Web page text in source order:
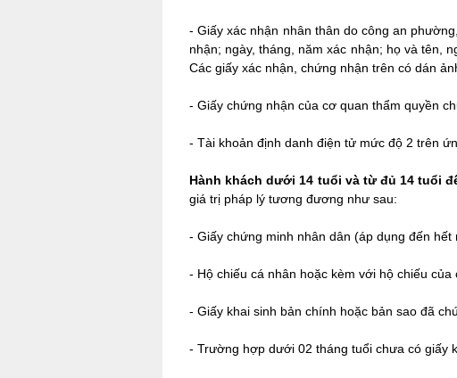
- Giấy xác nhận nhân thân do công an
nhận; ngày, tháng, năm xác nhận; họ và tên,
Các giấy xác nhận, chứng nhận trên có dán
- Giấy chứng nhận của cơ quan thẩm quyền
- Tài khoản định danh điện tử mức độ 2 trên
Hành khách dưới 14 tuổi và từ đủ 14 tuổi
giá trị pháp lý tương đương như sau:
- Giấy chứng minh nhân dân (áp dụng đến
- Hộ chiếu cá nhân hoặc kèm với hộ chiếu của
- Giấy khai sinh bản chính hoặc bản sao đã
- Trường hợp dưới 02 tháng tuổi chưa có giấy